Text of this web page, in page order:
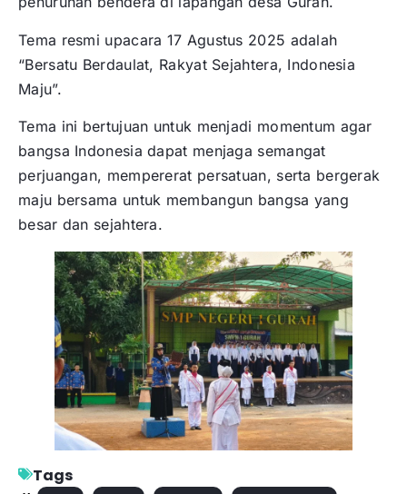
Tema resmi upacara 17 Agustus 2025 adalah
“Bersatu Berdaulat, Rakyat Sejahtera, Indonesia
Maju”.
Tema ini bertujuan untuk menjadi momentum agar
bangsa Indonesia dapat menjaga semangat
perjuangan, mempererat persatuan, serta bergerak
maju bersama untuk membangun bangsa yang
besar dan sejahtera.
Tags